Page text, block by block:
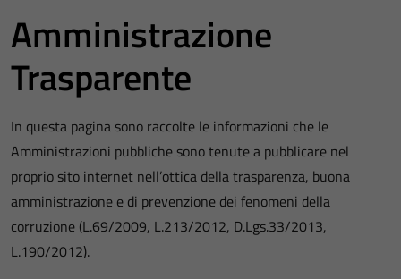
Amministrazione
Trasparente
In questa pagina sono raccolte le informazioni che le
Amministrazioni pubbliche sono tenute a pubblicare nel
proprio sito internet nell’ottica della trasparenza, buona
amministrazione e di prevenzione dei fenomeni della
corruzione (L.69/2009, L.213/2012, D.Lgs.33/2013,
L.190/2012).